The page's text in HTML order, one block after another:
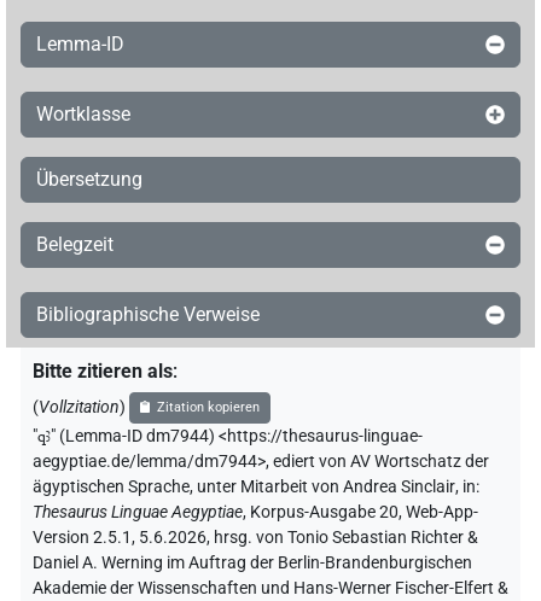
Lemma-ID
Wortklasse
Übersetzung
Belegzeit
Bibliographische Verweise
Bitte zitieren als:
(Vollzitation) Zitation kopieren
"qꜣ" (Lemma-ID dm7944) <https://thesaurus-linguae-
aegyptiae.de/lemma/dm7944>,ediert von AV Wortschatz der
ägyptischen Sprache, unter Mitarbeit von Andrea Sinclair, in:
Thesaurus Linguae Aegyptiae, Korpus-Ausgabe 20, Web-App-
Version 2.5.1, 5.6.2026, hrsg. von Tonio Sebastian Richter &
Daniel A. Werning im Auftrag der Berlin-Brandenburgischen
Akademie der Wissenschaften und Hans-Werner Fischer-Elfert &